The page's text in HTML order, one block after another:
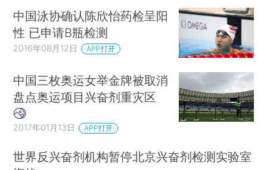
中国泳协确认陈欣怡药检呈阳
性 已申请B瓶检测
2016年08月12日 APP打开
中国三枚奥运女举金牌被取消
盘点奥运项目兴奋剂重灾区
2017年01月13日 APP打开
世界反兴奋剂机构暂停北京兴奋剂检测实验室